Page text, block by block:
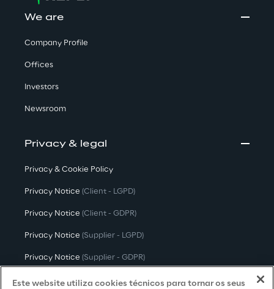
We are
Company Profile
Offices
Investors
Newsroom
Privacy & legal
Privacy & Cookie Policy
Privacy Notice (Client - LGPD)
Privacy Notice (Client - GDPR)
Privacy Notice (Supplier - LGPD)
Privacy Notice (Supplier - GDPR)
Privacy Notice (Candidate - LGPD)
Este website utiliza cookies técnicos para tornar os seus